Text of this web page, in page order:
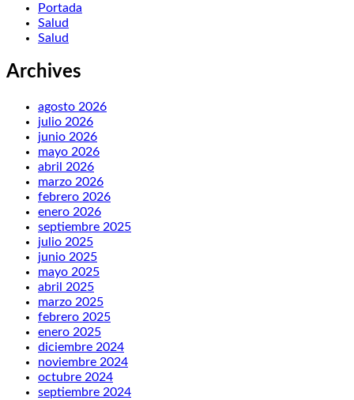
Portada
Salud
Salud
Archives
agosto 2026
julio 2026
junio 2026
mayo 2026
abril 2026
marzo 2026
febrero 2026
enero 2026
septiembre 2025
julio 2025
junio 2025
mayo 2025
abril 2025
marzo 2025
febrero 2025
enero 2025
diciembre 2024
noviembre 2024
octubre 2024
septiembre 2024